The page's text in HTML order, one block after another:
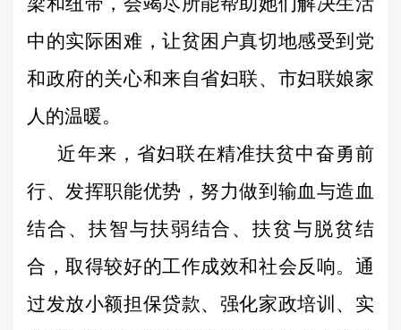
中的实际困难，让贫困户真切地感受到党
和政府的关心和来自省妇联、市妇联娘家
人的温暖。
近年来，省妇联在精准扶贫中奋勇前
行、发挥职能优势，努力做到输血与造血
结合、扶智与扶弱结合、扶贫与脱贫结
合，取得较好的工作成效和社会反响。通
过发放小额担保贷款、强化家政培训、实